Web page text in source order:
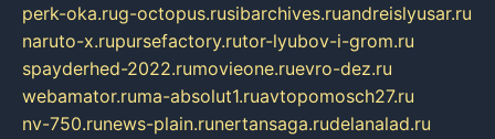
perk-oka.rug-octopus.rusibarchives.ruandreislyusar.ru
naruto-x.rupursefactory.rutor-lyubov-i-grom.ru
spayderhed-2022.rumovieone.ruevro-dez.ru
webamator.ruma-absolut1.ruavtopomosch27.ru
nv-750.runews-plain.runertansaga.rudelanalad.ru